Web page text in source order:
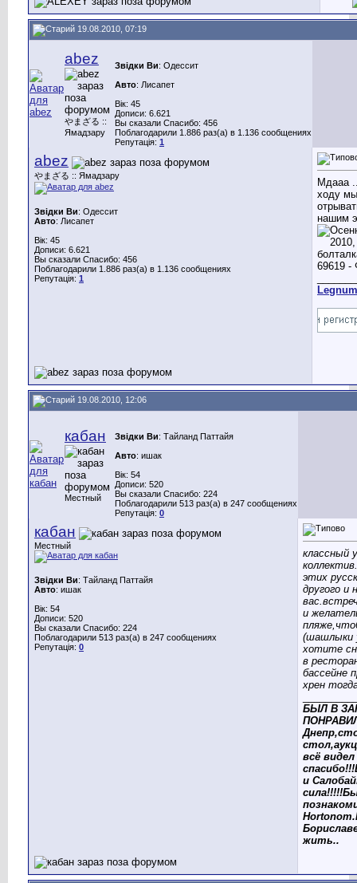
19.08.2010, 07:19
abez
やまざる ::
Ямадзару
Звідки Ви: Одессит
Авто: Лисапет
Вік: 45
Дописи: 6.621
Вы сказали Спасибо: 456
Поблагодарили 1.886 раз(а) в 1.136 сообщениях
Репутація: 1
abez
やまざる :: Ямадзару
Звідки Ви: Одессит
Авто: Лисапет
Вік: 45
Дописи: 6.621
Вы сказали Спасибо: 456
Поблагодарили 1.886 раз(а) в 1.136 сообщениях
Репутація: 1
Мдааа
ходу
нашим
Legnum
19.08.2010, 12:06
кабан
Местный
Звідки Ви: Тайланд Паттайя
Авто: ишак
Вік: 54
Дописи: 520
Вы сказали Спасибо: 224
Поблагодарили 513 раз(а) в 247 сообщениях
Репутація: 0
кабан
Местный
Звідки Ви: Тайланд Паттайя
Авто: ишак
Вік: 54
Дописи: 520
Вы сказали Спасибо: 224
Поблагодарили 513 раз(а) в 247 сообщениях
Репутація: 0
классный
этих
другого и
и
(шашлыки
хотите
в
бассейне
хрен
БЫЛ В
всё
и
жить..